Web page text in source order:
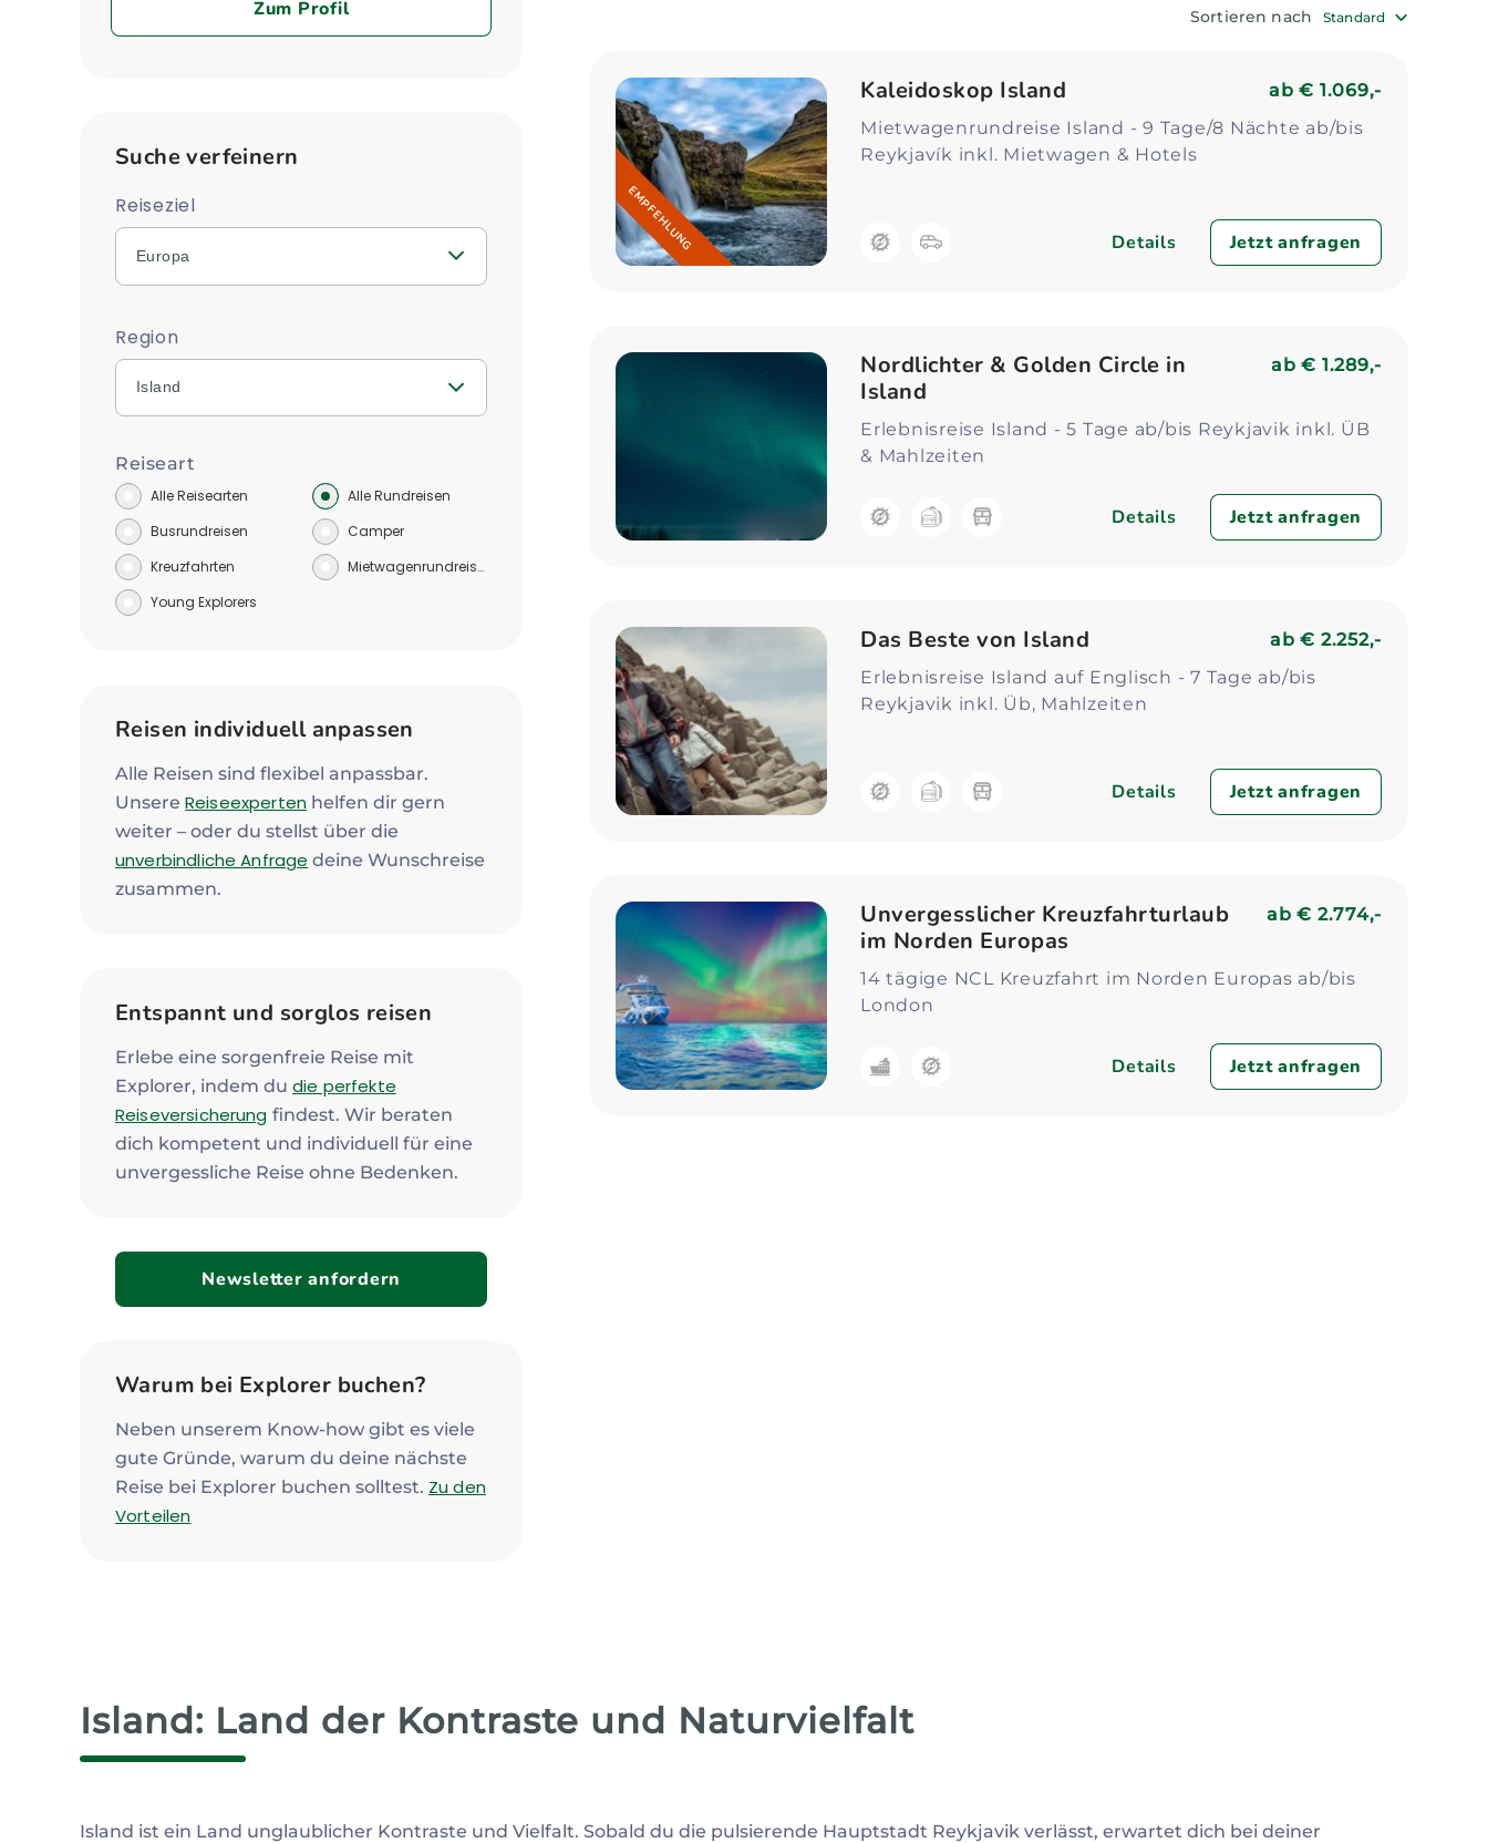
Sortieren nach Standard
EMPFEHLUNG
Kaleidoskop Island ab€ 1.069,-
Mietwagenrundreise Island - 9 Tage/8 Nächte ab/bis
Reykjavík inkl. Mietwagen & Hotels
Details Jetzt anfragen
Nordlichter & Golden Circle in
Island
ab€ 1.289,-
Erlebnisreise Island - 5 Tage ab/bis Reykjavik inkl. ÜB
& Mahlzeiten
Details Jetzt anfragen
Das Beste von Island ab€ 2.252,-
Erlebnisreise Island auf Englisch - 7 Tage ab/bis
Reykjavik inkl. Üb, Mahlzeiten
Details Jetzt anfragen
Unvergesslicher Kreuzfahrturlaub
im Norden Europas
ab€ 2.774,-
14 tägige NCL Kreuzfahrt im Norden Europas ab/bis
London
Details Jetzt anfragen
Zum Profil
Suche verfeinern
Reiseziel
Europa
Region
Island
Reiseart
Alle Reisearten
Alle Rundreisen
Busrundreisen
Camper
Kreuzfahrten
Mietwagenrundreisen
Young Explorers
Reisen individuell anpassen
Alle Reisen sind flexibel anpassbar.
Unsere Reiseexpertenhelfen dir gern
weiter – oder du stellst über die
unverbindliche Anfrage deine Wunschreise
zusammen.
Entspannt und sorglos reisen
Erlebe eine sorgenfreie Reise mit
Explorer, indem du die perfekte
Reiseversicherung findest. Wir beraten
dich kompetent und individuell für eine
unvergessliche Reise ohne Bedenken.
Newsletter anfordern
Warum bei Explorer buchen?
Neben unserem Know-how gibt es viele
gute Gründe, warum du deine nächste
Reise bei Explorer buchen solltest. Zu den
Vorteilen
Island: Land der Kontraste und Naturvielfalt
Island ist ein Land unglaublicher Kontraste und Vielfalt. Sobald du die pulsierende Hauptstadt Reykjavik verlässt, erwartet dich bei deiner